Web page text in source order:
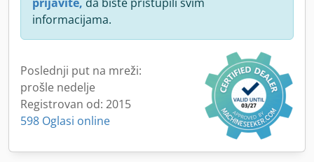
informacijama.
Poslednji put na mreži:
prošle nedelje
Registrovan od: 2015
598 Oglasi online